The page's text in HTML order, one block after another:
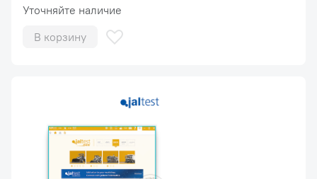
Уточняйте наличие
В корзину